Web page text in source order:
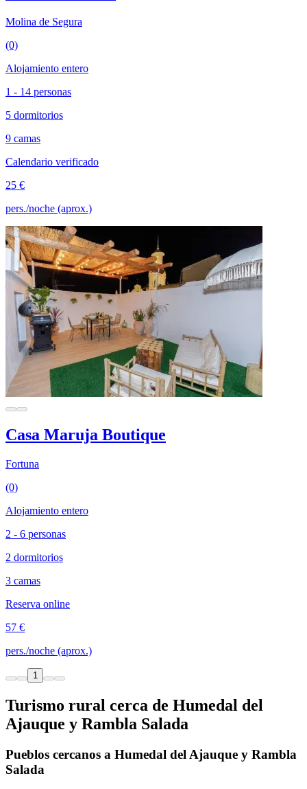
Molina de Segura
(0)
Alojamiento entero
1 - 14 personas
5 dormitorios
9 camas
Calendario verificado
25 €
pers./noche (aprox.)
Casa Maruja Boutique
Fortuna
(0)
Alojamiento entero
2 - 6 personas
2 dormitorios
3 camas
Reserva online
57 €
pers./noche (aprox.)
1
Turismo rural cerca de Humedal del
Ajauque y Rambla Salada
Pueblos cercanos a Humedal del Ajauque y Rambla
Salada